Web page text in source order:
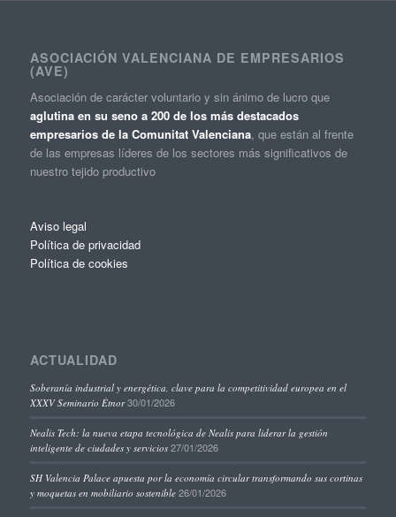
ASOCIACIÓN VALENCIANA DE EMPRESARIOS
(AVE)
Asociación de carácter voluntario y sin ánimo de lucro que
aglutina en su seno a 200 de los más destacados
empresarios de la Comunitat Valenciana, que están al frente
de las empresas líderes de los sectores más significativos de
nuestro tejido productivo
Aviso legal
Política de privacidad
Política de cookies
ACTUALIDAD
Soberanía industrial y energética, clave para la competitividad europea en el
XXXV Seminario Étnor 30/01/2026
Nealis Tech: la nueva etapa tecnológica de Nealis para liderar la gestión
inteligente de ciudades y servicios 27/01/2026
SH Valencia Palace apuesta por la economía circular transformando sus cortinas
y moquetas en mobiliario sostenible 26/01/2026